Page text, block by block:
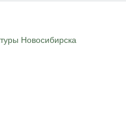
Новосибирска